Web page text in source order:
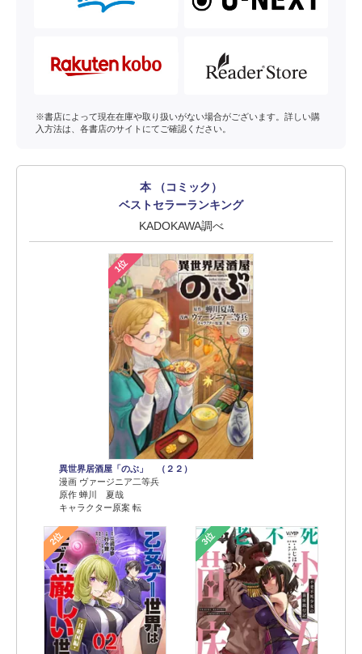
※書店によって現在在庫や取り扱いがない場合がございます。詳しい購
入方法は、各書店のサイトにてご確認ください。
本 （コミック）
ベストセラーランキング
KADOKAWA調べ
1位
異世界居酒屋「のぶ」 （２２）
漫画 ヴァージニア二等兵
原作 蝉川 夏哉
キャラクター原案 転
2位 3位